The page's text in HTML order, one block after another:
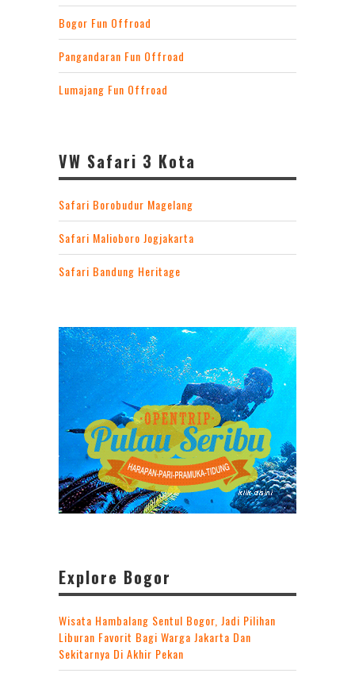
Bogor Fun Offroad
Pangandaran Fun Offroad
Lumajang Fun Offroad
VW Safari 3 Kota
Safari Borobudur Magelang
Safari Malioboro Jogjakarta
Safari Bandung Heritage
Explore Bogor
Wisata Hambalang Sentul Bogor, Jadi Pilihan
Liburan Favorit Bagi Warga Jakarta Dan
Sekitarnya Di Akhir Pekan